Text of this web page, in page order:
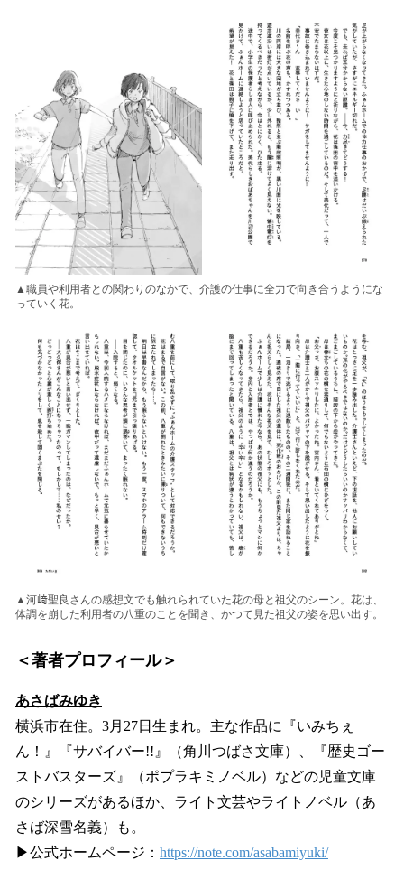
▲職員や利用者との関わりのなかで、介護の仕事に全力で向き合うようにな
っていく花。
▲河﨑聖良さんの感想文でも触れられていた花の母と祖父のシーン。花は、
体調を崩した利用者の八重のことを聞き、かつて見た祖父の姿を思い出す。
＜著者プロフィール＞
あさばみゆき
横浜市在住。3月27日生まれ。主な作品に『いみちぇ
ん！』『サバイバー!!』（角川つばさ文庫）、『歴史ゴー
ストバスターズ』（ポプラキミノベル）などの児童文庫
のシリーズがあるほか、ライト文芸やライトノベル（あ
さば深雪名義）も。
▶公式ホームページ： https://note.com/asabamiyuki/